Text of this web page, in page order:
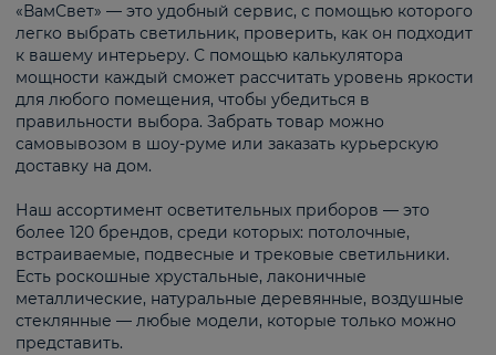
«ВамСвет» — это удобный сервис, с помощью которого
легко выбрать светильник, проверить, как он подходит
к вашему интерьеру. С помощью калькулятора
мощности каждый сможет рассчитать уровень яркости
для любого помещения, чтобы убедиться в
правильности выбора. Забрать товар можно
самовывозом в шоу-руме или заказать курьерскую
доставку на дом.
Наш ассортимент осветительных приборов — это
более 120 брендов, среди которых: потолочные,
встраиваемые, подвесные и трековые светильники.
Есть роскошные хрустальные, лаконичные
металлические, натуральные деревянные, воздушные
стеклянные — любые модели, которые только можно
представить.